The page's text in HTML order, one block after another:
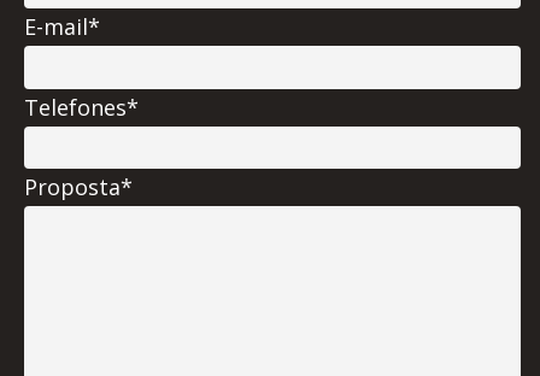
E-mail*
Telefones*
Proposta*